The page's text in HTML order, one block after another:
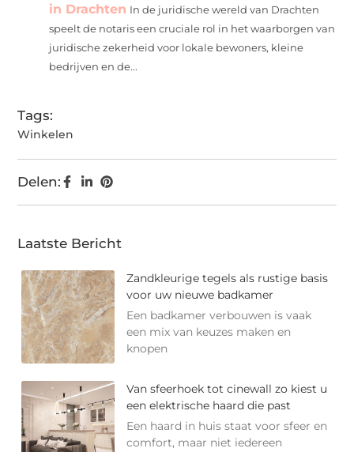
in Drachten In de juridische wereld van Drachten
speelt de notaris een cruciale rol in het waarborgen van
juridische zekerheid voor lokale bewoners, kleine
bedrijven en de...
Tags:
Winkelen
Delen:
Laatste Bericht
Zandkleurige tegels als rustige basis
voor uw nieuwe badkamer
Een badkamer verbouwen is vaak
een mix van keuzes maken en
knopen
Van sfeerhoek tot cinewall zo kiest u
een elektrische haard die past
Een haard in huis staat voor sfeer en
comfort, maar niet iedereen